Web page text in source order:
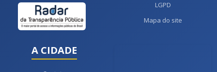
LGPD
Mapa do site
A CIDADE